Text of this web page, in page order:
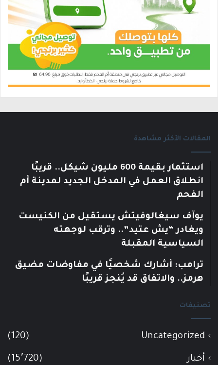
المقالات الأكثر مشاهدة
استثمار بقيمة 600 مليون شيكل.. قريبًا
انطلاق العمل في المدخل الجديد لمدينة أم
الفحم
يوآف سيغالوفيتش يستقيل من الكنيست
ويغادر “يش عتيد”.. وترقب لوجهته
السياسية المقبلة
ترامب: أشارك شخصيًا في مفاوضات مضيق
هرمز.. والاتفاق قد يُنجز قريبًا
تصنيفات
Uncategorized
(120)
أخبار (15٬720)